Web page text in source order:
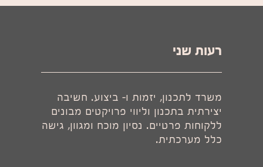
רעות שני
משרד לתכנון, יזמות ו- ביצוע. חשיבה
יצירתית בתכנון וליווי פרויקטים מבונים
ללקוחות פרטיים. נסיון מוכח ומגוון, גישה
כלל מערכתית.